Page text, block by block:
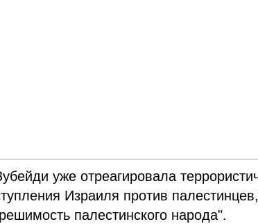
уже отреагировала
Израиля против
палестинского народа".